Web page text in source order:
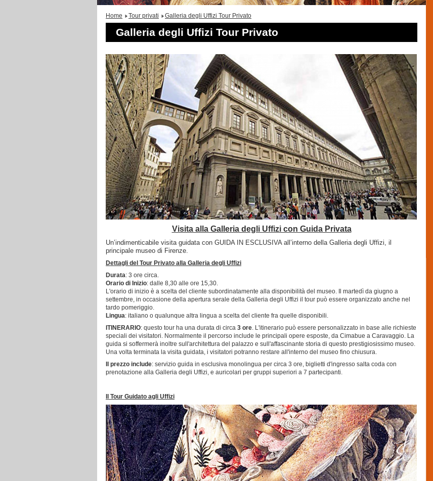
Home Tour privati Galleria degli Uffizi Tour Privato
Galleria degli Uffizi Tour Privato
Visita alla Galleria degli Uffizi con Guida Privata
Un’indimenticabile visita guidata con GUIDA IN ESCLUSIVA all’interno della Galleria degli Uffizi, il
principale museo di Firenze.
Dettagli del Tour Privato alla Galleria degli Uffizi
Durata: 3 ore circa.
Orario di Inizio: dalle 8,30 alle ore 15,30.
L'orario di inizio è a scelta del cliente subordinatamente alla disponibilità del museo. Il martedì da giugno a
settembre, in occasione della apertura serale della Galleria degli Uffizi il tour può essere organizzato anche nel
tardo pomeriggio.
Lingua: italiano o qualunque altra lingua a scelta del cliente fra quelle disponibili.
ITINERARIO: questo tour ha una durata di circa 3 ore. L'itinerario può essere personalizzato in base alle richieste
speciali dei visitatori. Normalmente il percorso include le principali opere esposte, da Cimabue a Caravaggio. La
guida si soffermerà inoltre sull'architettura del palazzo e sull'affascinante storia di questo prestigiosissimo museo.
Una volta terminata la visita guidata, i visitatori potranno restare all'interno del museo fino chiusura.
Il prezzo include: servizio guida in esclusiva monolingua per circa 3 ore, biglietti d'ingresso salta coda con
prenotazione alla Galleria degli Uffizi, e auricolari per gruppi superiori a 7 partecipanti.
Il Tour Guidato agli Uffizi